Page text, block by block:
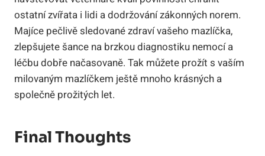
ostatní zvířata i lidi a dodržování zákonných norem.
Majíce pečlivě sledované zdraví vašeho mazlíčka,
zlepšujete šance na brzkou diagnostiku nemocí a
léčbu dobře načasovaně. Tak můžete prožít s vaším
milovaným mazlíčkem ještě mnoho krásných a
společně prožitých let.
Final Thoughts